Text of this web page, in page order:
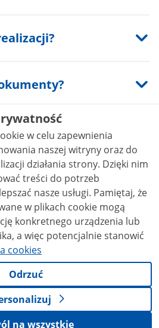
pytania
2015 roku Prawo konsularne
2014 roku Prawo o aktach stanu
roku Kodeks rodzinny i
w celu zapewnienia
naszej witryny oraz do
strony. Dzięki nim
treści do potrzeb
usługi. Pamiętaj, że
w plikach cookie mogą
konkretnego urządzenia lub
a więc potencjalnie stanowić
cookies
Odrzuć
na wszystkie